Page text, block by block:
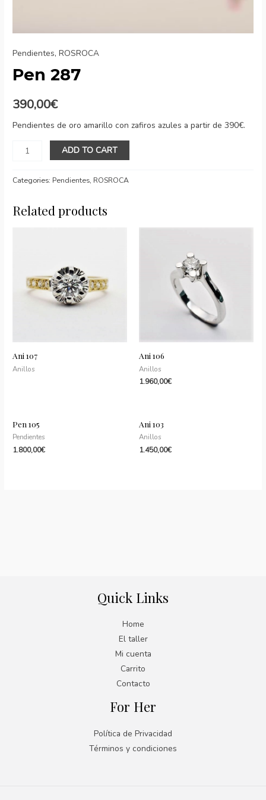
Pendientes,ROSROCA
Pen 287
390,00€
Pendientes de oro amarillo con zafiros azules a partir de 390€.
Pen
quantity
ADD TO CART
Categories: Pendientes, ROSROCA
Related products
Ani 107
Anillos
Ani 106
Anillos
1.960,00€
Pen 105
Pendientes
1.800,00€
Ani 103
Anillos
1.450,00€
Quick Links
Home
El taller
Mi cuenta
Carrito
Contacto
For Her
Política de Privacidad
Términos y condiciones